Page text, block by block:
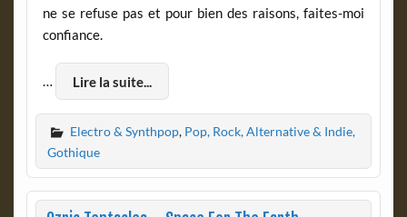
ne se refuse pas et pour bien des raisons, faites-moi
confiance.
… Lire la suite...
Electro & Synthpop, Pop, Rock, Alternative & Indie,
Gothique